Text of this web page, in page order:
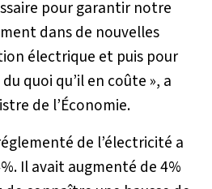
pour garantir notre
dans de nouvelles
électrique et puis pour
quoi qu’il en coûte », a
de l’Économie.
de l’électricité a
Il avait augmenté de 4%